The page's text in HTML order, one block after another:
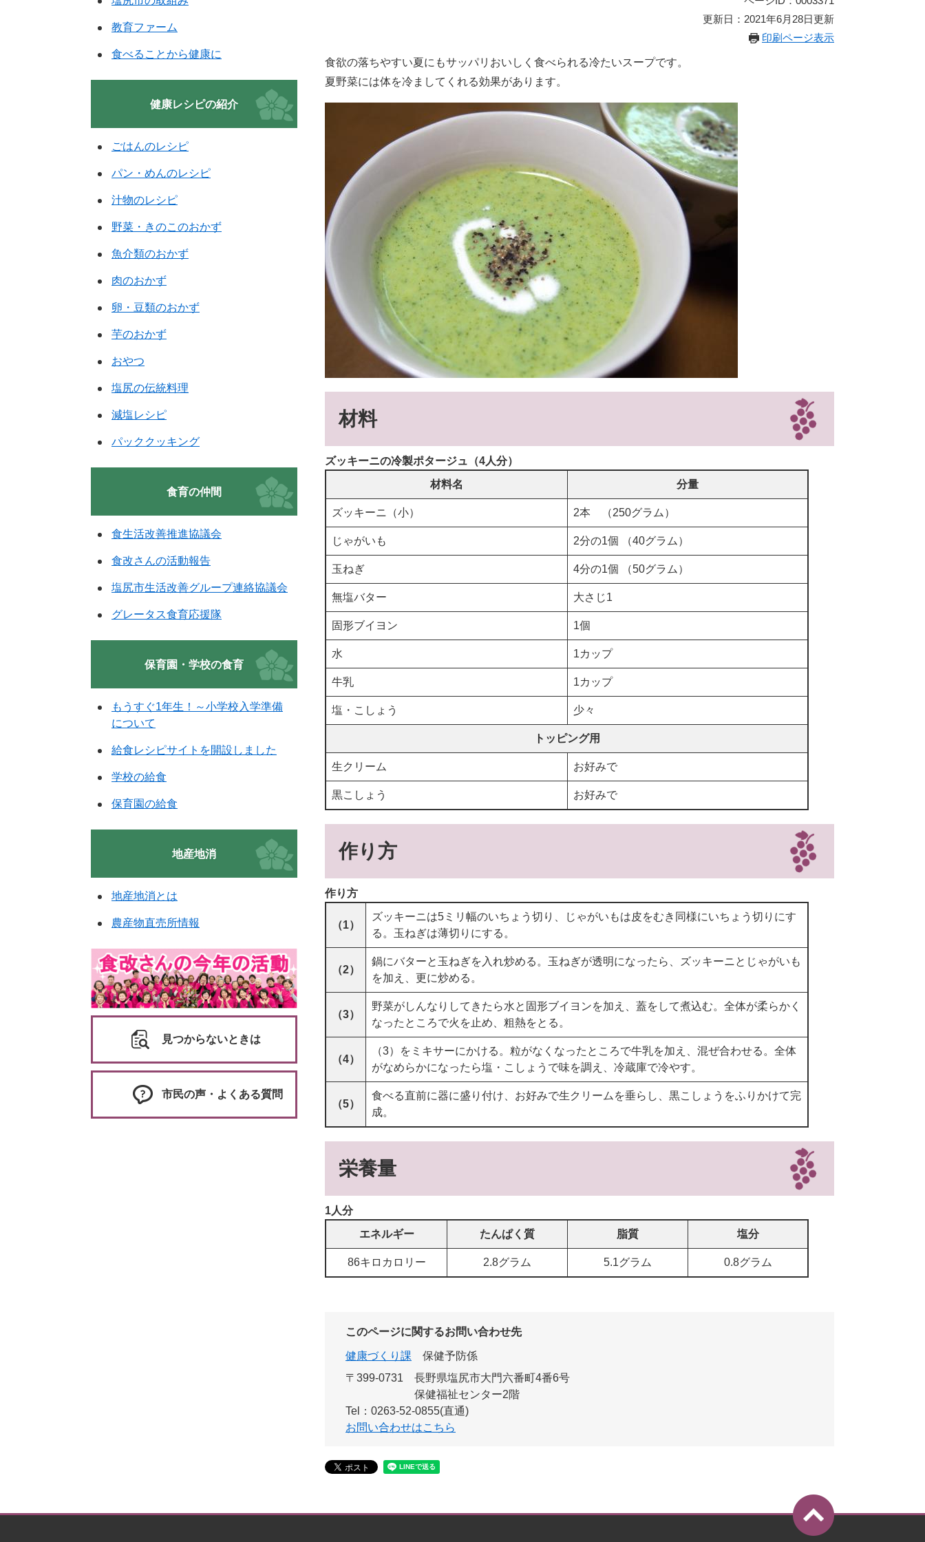
更新日：2021年6月28日更新
印刷ページ表示
食欲の落ちやすい夏にもサッパリおいしく食べられる冷たいスープです。
夏野菜には体を冷ましてくれる効果があります。
材料
ズッキーニの冷製ポタージュ（4人分）
材料名
分量
ズッキーニ（小） 2本 （250グラム）
じゃがいも 2分の1個 （40グラム）
玉ねぎ 4分の1個 （50グラム）
無塩バター 大さじ1
固形ブイヨン 1個
水 1カップ
牛乳 1カップ
塩・こしょう 少々
トッピング用
生クリーム お好みで
黒こしょう お好みで
作り方
作り方
（1）
ズッキーニは5ミリ幅のいちょう切り、じゃがいもは皮をむき同様にいちょう切りにす
る。玉ねぎは薄切りにする。
（2）
鍋にバターと玉ねぎを入れ炒める。玉ねぎが透明になったら、ズッキーニとじゃがいも
を加え、更に炒める。
（3）
野菜がしんなりしてきたら水と固形ブイヨンを加え、蓋をして煮込む。全体が柔らかく
なったところで火を止め、粗熱をとる。
（4）
（3）をミキサーにかける。粒がなくなったところで牛乳を加え、混ぜ合わせる。全体
がなめらかになったら塩・こしょうで味を調え、冷蔵庫で冷やす。
（5）
食べる直前に器に盛り付け、お好みで生クリームを垂らし、黒こしょうをふりかけて完
成。
栄養量
1人分
エネルギー
たんぱく質 脂質 塩分
86キロカロリー 2.8グラム 5.1グラム 0.8グラム
このページに関するお問い合わせ先
健康づくり課
保健予防係
〒399-0731
長野県塩尻市大門六番町4番6号
保健福祉センター2階
Tel：0263-52-0855(直通)
お問い合わせはこちら
教育ファーム
食べることから健康に
健康レシピの紹介
ごはんのレシピ
パン・めんのレシピ
汁物のレシピ
野菜・きのこのおかず
魚介類のおかず
肉のおかず
卵・豆類のおかず
芋のおかず
おやつ
塩尻の伝統料理
減塩レシピ
パッククッキング
食育の仲間
食生活改善推進協議会
食改さんの活動報告
塩尻市生活改善グループ連絡協議会
グレータス食育応援隊
保育園・学校の食育
もうすぐ1年生！～小学校入学準備
について
給食レシピサイトを開設しました
学校の給食
保育園の給食
地産地消
地産地消とは
農産物直売所情報
見つからないときは
市民の声・よくある質問